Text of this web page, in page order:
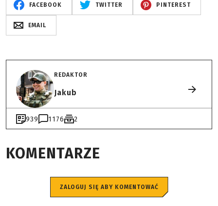
FACEBOOK TWITTER PINTEREST
EMAIL
REDAKTOR
Jakub
939 1176 2
KOMENTARZE
ZALOGUJ SIĘ ABY KOMENTOWAĆ